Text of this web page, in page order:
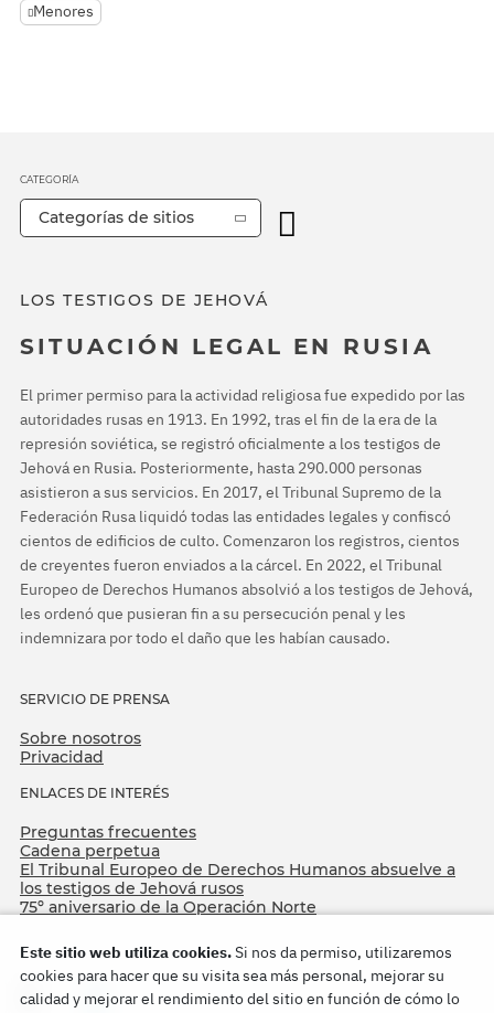
Menores
LOS TESTIGOS DE JEHOVÁ
SITUACIÓN LEGAL EN RUSIA
El primer permiso para la actividad religiosa fue expedido por las
autoridades rusas en 1913. En 1992, tras el fin de la era de la
represión soviética, se registró oficialmente a los testigos de
Jehová en Rusia. Posteriormente, hasta 290.000 personas
asistieron a sus servicios. En 2017, el Tribunal Supremo de la
Federación Rusa liquidó todas las entidades legales y confiscó
cientos de edificios de culto. Comenzaron los registros, cientos
de creyentes fueron enviados a la cárcel. En 2022, el Tribunal
Europeo de Derechos Humanos absolvió a los testigos de Jehová,
les ordenó que pusieran fin a su persecución penal y les
indemnizara por todo el daño que les habían causado.
SERVICIO DE PRENSA
Sobre nosotros
Privacidad
ENLACES DE INTERÉS
Preguntas frecuentes
Cadena perpetua
El Tribunal Europeo de Derechos Humanos absuelve a
los testigos de Jehová rusos
75º aniversario de la Operación Norte
CATEGORÍA
Categorías de sitios
Este sitio web utiliza cookies.Si nos da permiso, utilizaremos
cookies para hacer que su visita sea más personal, mejorar su
calidad y mejorar el rendimiento del sitio en función de cómo lo